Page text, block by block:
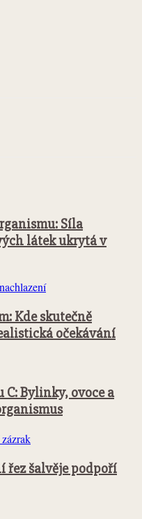
Síla
látek ukrytá v
Kde skutečně
očekávání
Bylinky, ovoce a
řez šalvěje podpoří